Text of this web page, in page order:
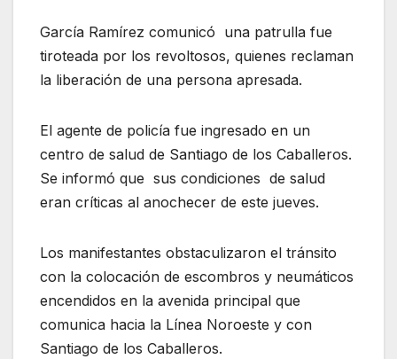
García Ramírez comunicó una patrulla fue
tiroteada por los revoltosos, quienes reclaman
la liberación de una persona apresada.
El agente de policía fue ingresado en un
centro de salud de Santiago de los Caballeros.
Se informó que sus condiciones de salud
eran críticas al anochecer de este jueves.
Los manifestantes obstaculizaron el tránsito
con la colocación de escombros y neumáticos
encendidos en la avenida principal que
comunica hacia la Línea Noroeste y con
Santiago de los Caballeros.